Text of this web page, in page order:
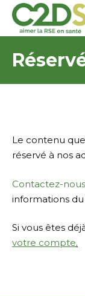
contenido
C2DS
Le contenu
réservé à nos
Contactez-nous
informations du
Si vous êtes
votre compte.